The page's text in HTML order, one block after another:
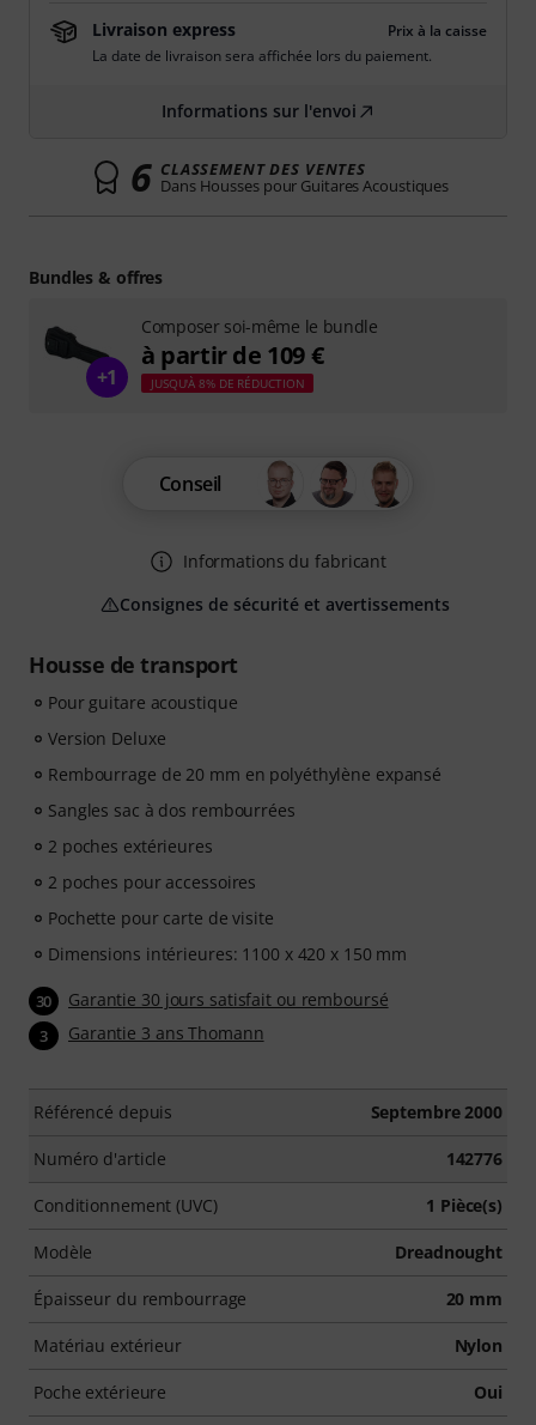
Housse de transport
Pour guitare acoustique
Version Deluxe
Rembourrage de 20 mm en polyéthylène expansé
Sangles sac à dos rembourrées
2 poches extérieures
2 poches pour accessoires
Pochette pour carte de visite
Dimensions intérieures: 1100 x 420 x 150 mm
30 Garantie 30 jours satisfait ou remboursé
3 Garantie 3 ans Thomann
Référencé depuis Septembre 2000
Numéro d'article 142776
Conditionnement (UVC) 1 Pièce(s)
Modèle Dreadnought
Épaisseur du rembourrage 20 mm
Matériau extérieur Nylon
Poche extérieure Oui
Livraison express
Prix à la caisse
La date de livraison sera affichée lors du paiement.
Informations sur l'envoi
6 CLASSEMENT DES VENTES
Dans Housses pour Guitares Acoustiques
Conseil
Informations du fabricant
Consignes de sécurité et avertissements
Bundles & offres
+1
Composer soi-même le bundle
à partir de 109 €
JUSQU'À 8% DE RÉDUCTION